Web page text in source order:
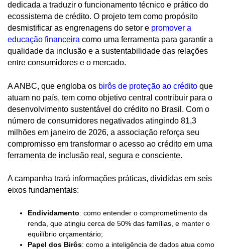
dedicada a traduzir o funcionamento técnico e prático do
ecossistema de crédito. O projeto tem como propósito
desmistificar as engrenagens do setor e promover a
educação financeira como uma ferramenta para garantir a
qualidade da inclusão e a sustentabilidade das relações
entre consumidores e o mercado.
A ANBC, que engloba os birôs de proteção ao crédito que
atuam no país, tem como objetivo central contribuir para o
desenvolvimento sustentável do crédito no Brasil. Com o
número de consumidores negativados atingindo 81,3
milhões em janeiro de 2026, a associação reforça seu
compromisso em transformar o acesso ao crédito em uma
ferramenta de inclusão real, segura e consciente.
A campanha trará informações práticas, divididas em seis
eixos fundamentais:
Endividamento: como entender o comprometimento da
renda, que atingiu cerca de 50% das famílias, e manter o
equilíbrio orçamentário;
Papel dos Birôs: como a inteligência de dados atua como